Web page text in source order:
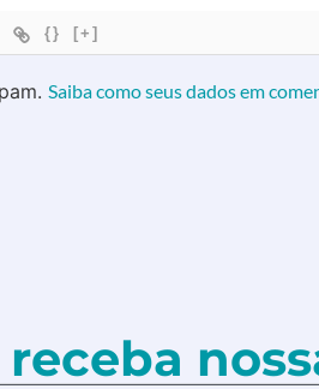
{} [+]
Saiba como seus dados em